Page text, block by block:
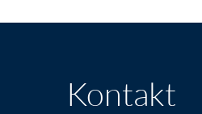
Kontakt